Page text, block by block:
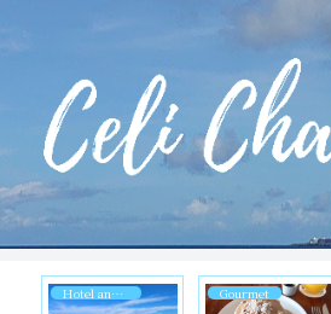
Gourmet Gourmet